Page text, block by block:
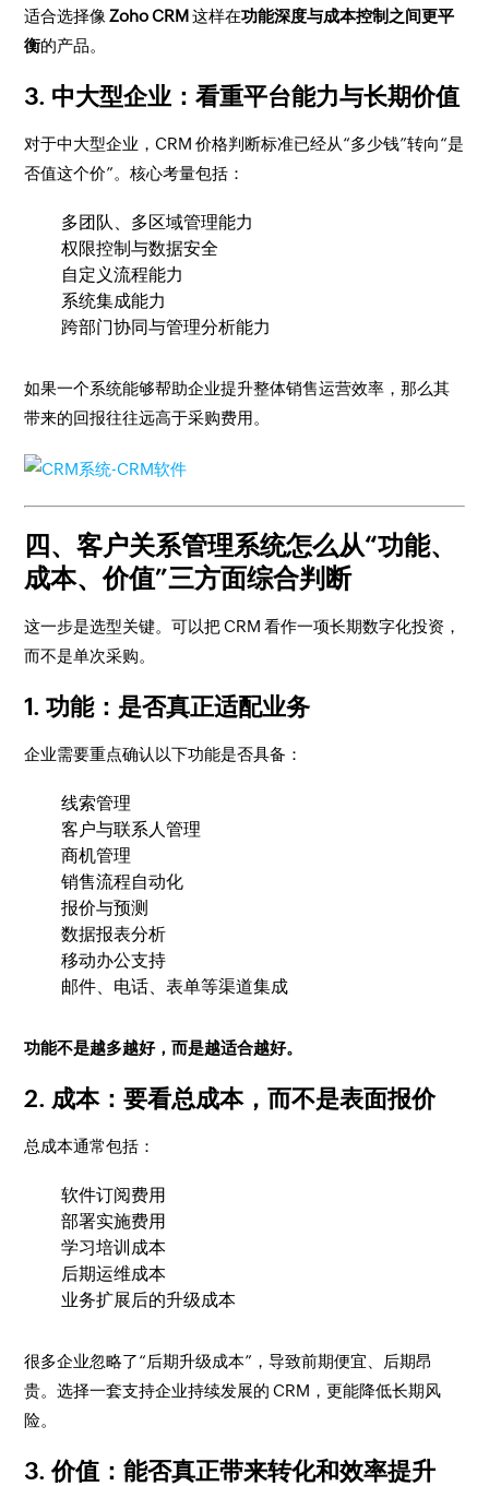
适合选择像Zoho CRM这样在功能深度与成本控制之间更平
衡的产品。
3. 中大型企业：看重平台能力与长期价值
对于中大型企业，CRM 价格判断标准已经从“多少钱”转向“是
否值这个价”。核心考量包括：
多团队、多区域管理能力
权限控制与数据安全
自定义流程能力
系统集成能力
跨部门协同与管理分析能力
如果一个系统能够帮助企业提升整体销售运营效率，那么其
带来的回报往往远高于采购费用。
四、客户关系管理系统怎么从“功能、
成本、价值”三方面综合判断
这一步是选型关键。可以把 CRM 看作一项长期数字化投资，
而不是单次采购。
1. 功能：是否真正适配业务
企业需要重点确认以下功能是否具备：
线索管理
客户与联系人管理
商机管理
销售流程自动化
报价与预测
数据报表分析
移动办公支持
邮件、电话、表单等渠道集成
功能不是越多越好，而是越适合越好。
2. 成本：要看总成本，而不是表面报价
总成本通常包括：
软件订阅费用
部署实施费用
学习培训成本
后期运维成本
业务扩展后的升级成本
很多企业忽略了“后期升级成本”，导致前期便宜、后期昂
贵。选择一套支持企业持续发展的 CRM，更能降低长期风
险。
3. 价值：能否真正带来转化和效率提升